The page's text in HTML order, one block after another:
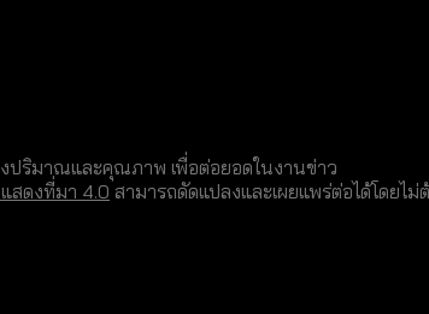
ปริมาณและคุณภาพ เพื่อต่อยอดในงานข่าว
สดงที่มา 4.0 สามารถดัดแปลงและเผยแพร่ต่อได้โดย